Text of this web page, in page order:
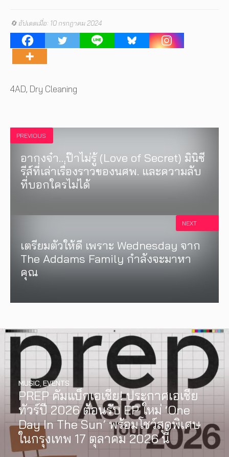
🔄 อัปเดตเมื่อ: 10 กรกฎาคม 2024
Tags
4AD, Dry Cleaning
PREVIOUS
อากงจ๋า…ป๊าไม่รู้ (Love of Secret) มินิซี
รีส์ที่เล่าเรื่องราวของนศพ. และความลับ
ที่บอกใครไม่ได้
เตรียมตัวให้ดี เพราะ Wednesday จาก
The Addams Family กำลังจะมาหา
คุณ
NEXT
PREP คัมแบ็กเอเชีย! ประกาศเอเชีย
ทัวร์ปี 2026 ต้อนรับ EP ใหม่ ‘One
Day In The Sun’ พร้อมโชว์สุดพิเศษ
ในกรุงเทพ 17 ตุลาคม 2026 นี้
MUSIC EVENTS